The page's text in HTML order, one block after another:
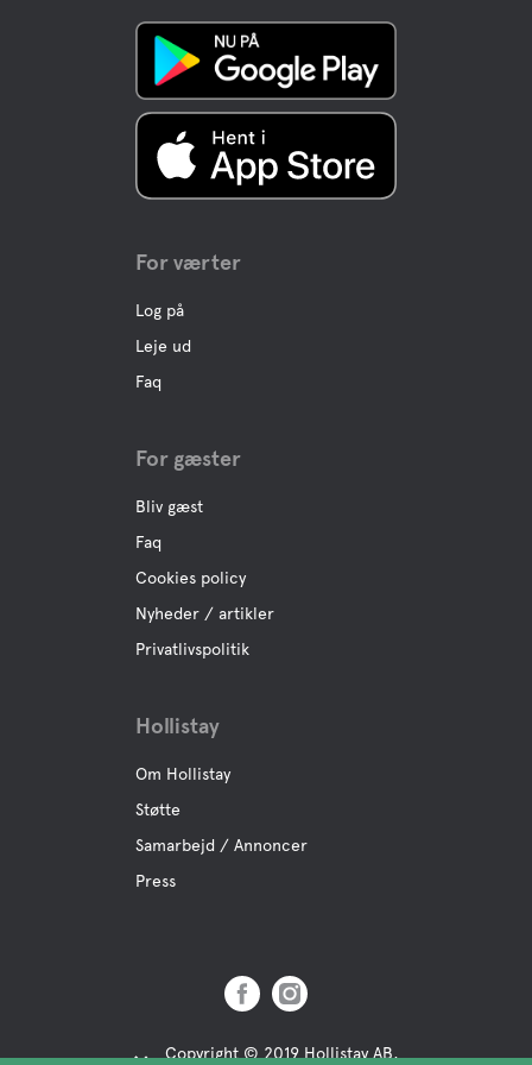
For værter
Log på
Leje ud
Faq
For gæster
Bliv gæst
Faq
Cookies policy
Nyheder / artikler
Privatlivspolitik
Hollistay
Om Hollistay
Støtte
Samarbejd / Annoncer
Press
Copyright © 2019 Hollistay AB,